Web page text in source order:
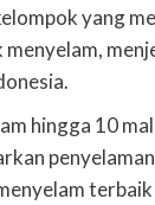
yang
hingga 10